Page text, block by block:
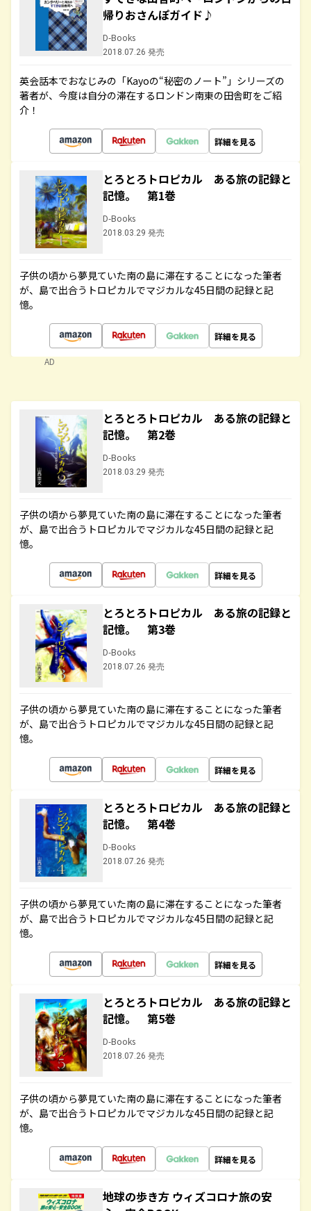
帰りおさんぽガイド♪
D-Books
2018.07.26 発売
英会話本でおなじみの「Kayoの“秘密のノート”」シリーズの
著者が、今度は自分の滞在するロンドン南東の田舎町をご紹
介！
詳細を見る
とろとろトロピカル ある旅の記録と
記憶。 第1巻
D-Books
2018.03.29 発売
子供の頃から夢見ていた南の島に滞在することになった筆者
が、島で出合うトロピカルでマジカルな45日間の記録と記
憶。
詳細を見る
AD
とろとろトロピカル ある旅の記録と
記憶。 第2巻
D-Books
2018.03.29 発売
子供の頃から夢見ていた南の島に滞在することになった筆者
が、島で出合うトロピカルでマジカルな45日間の記録と記
憶。
詳細を見る
とろとろトロピカル ある旅の記録と
記憶。 第3巻
D-Books
2018.07.26 発売
子供の頃から夢見ていた南の島に滞在することになった筆者
が、島で出合うトロピカルでマジカルな45日間の記録と記
憶。
詳細を見る
とろとろトロピカル ある旅の記録と
記憶。 第4巻
D-Books
2018.07.26 発売
子供の頃から夢見ていた南の島に滞在することになった筆者
が、島で出合うトロピカルでマジカルな45日間の記録と記
憶。
詳細を見る
とろとろトロピカル ある旅の記録と
記憶。 第5巻
D-Books
2018.07.26 発売
子供の頃から夢見ていた南の島に滞在することになった筆者
が、島で出合うトロピカルでマジカルな45日間の記録と記
憶。
詳細を見る
地球の歩き方 ウィズコロナ旅の安